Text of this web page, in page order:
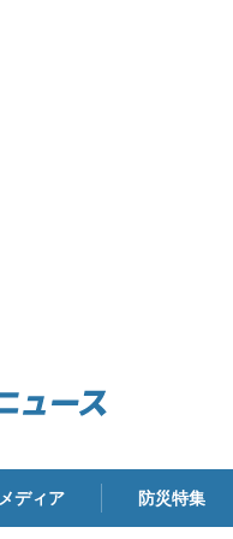
メディア 防災特集